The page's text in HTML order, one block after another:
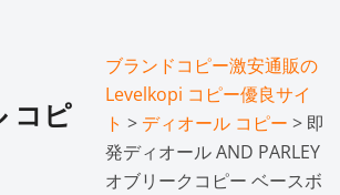
コピ
ブランドコピー激安通販の
Levelkopi コピー優良サイ
ト > ディオール コピー > 即
発ディオール AND PARLEY
オブリークコピー ベースボ